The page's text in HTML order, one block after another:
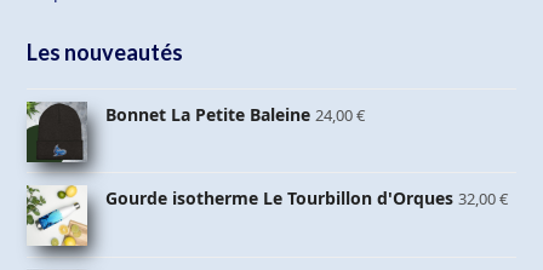
Les nouveautés
Bonnet La Petite Baleine 24,00€
Gourde isotherme Le Tourbillon d'Orques 32,00€